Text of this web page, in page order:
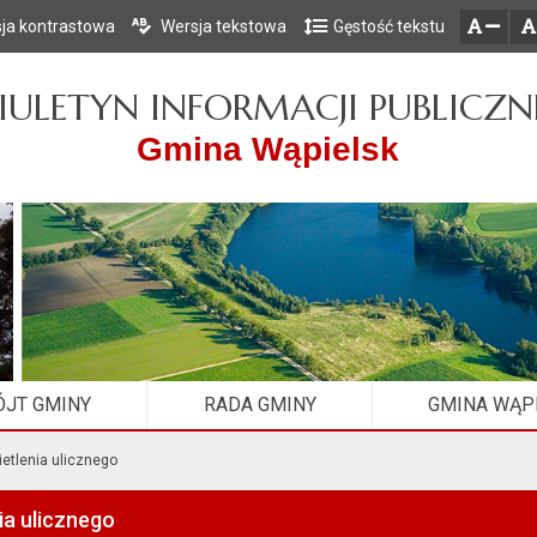
Przejdź do głównego menu
Przejdź do treści
Przejdź do mapy serwisu
kontrastowa Wersja tekstowa Gęstość tekstu
INFORMACJI
Gmina Wąpielsk
GMINY RADA GMINY GMINA
ulicznego
ulicznego